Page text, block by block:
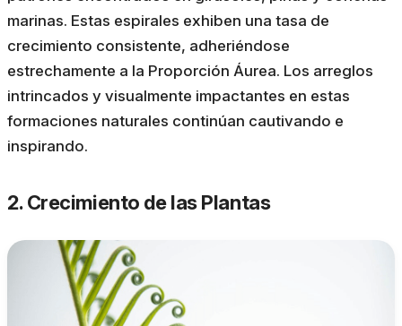
marinas. Estas espirales exhiben una tasa de
crecimiento consistente, adheriéndose
estrechamente a la Proporción Áurea. Los arreglos
intrincados y visualmente impactantes en estas
formaciones naturales continúan cautivando e
inspirando.
2. Crecimiento de las Plantas